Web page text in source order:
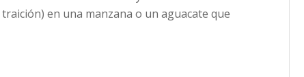
en una manzana o un aguacate que